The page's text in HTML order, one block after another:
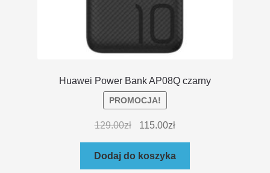
Huawei Power Bank AP08Q czarny
PROMOCJA!
129.00zł 115.00zł
Dodaj do koszyka